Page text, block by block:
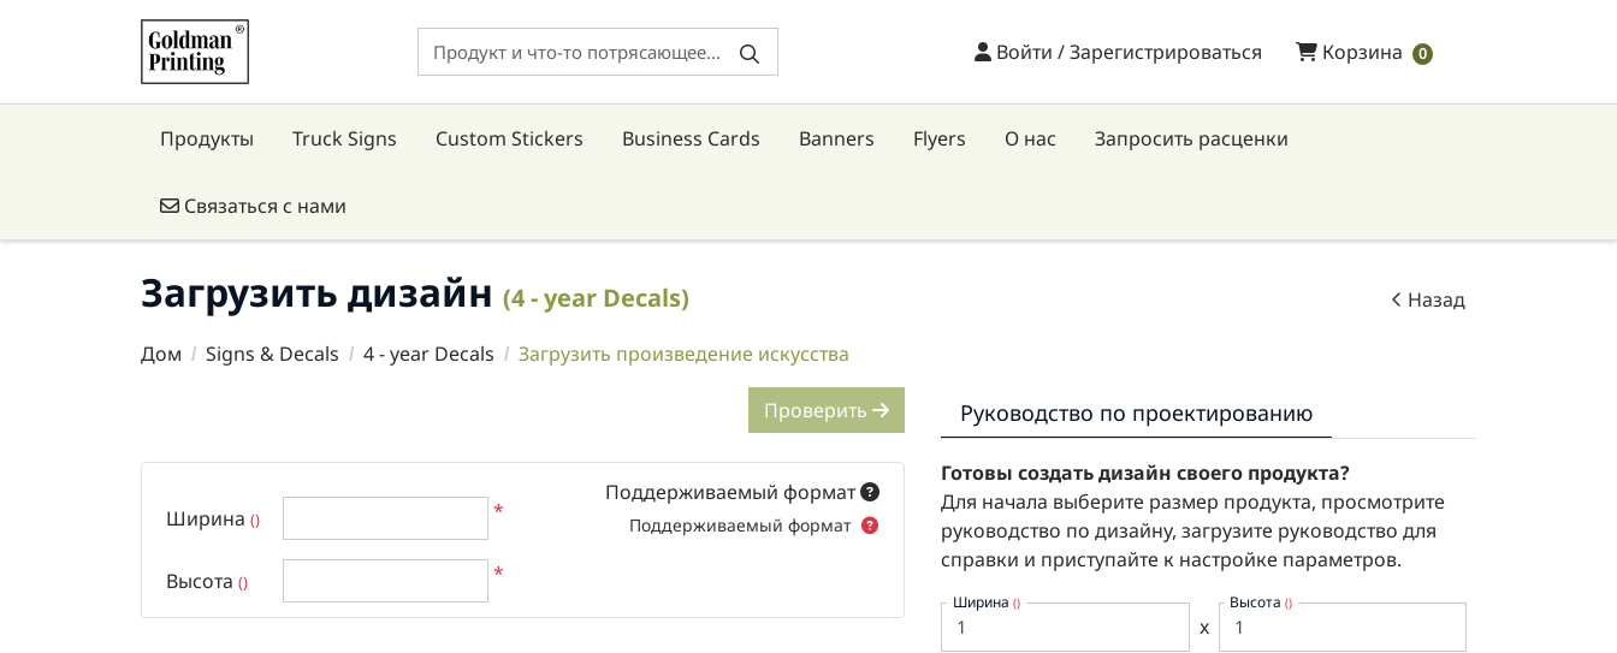
Войти / Зарегистрироваться
Войти / Зарегистрироваться Корзина
Корзина 0
Продукты Truck Signs Custom Stickers Business Cards Banners Flyers О нас Запросить расценки
Связаться с нами
Связаться с нами
Загрузить дизайн (4 - year Decals) Назад
Дом Signs & Decals 4 - year Decals Загрузить произведение искусства
Руководство по проектированию
Готовы создать дизайн своего продукта?
Для начала выберите размер продукта, просмотрите
руководство по дизайну, загрузите руководство для
справки и приступайте к настройке параметров.
Ширина ()
x
Высота()
Проверить
Ширина () *
Высота () *
Поддерживаемый формат
Поддерживаемый формат